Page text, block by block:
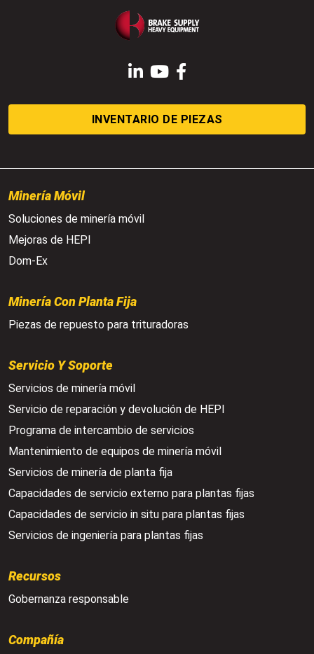
LinkedInYouTubeFacebook
INVENTARIO DE PIEZAS
Minería Móvil
Soluciones de minería móvil
Mejoras de HEPI
Dom-Ex
Minería Con Planta Fija
Piezas de repuesto para trituradoras
Servicio Y Soporte
Servicios de minería móvil
Servicio de reparación y devolución de HEPI
Programa de intercambio de servicios
Mantenimiento de equipos de minería móvil
Servicios de minería de planta fija
Capacidades de servicio externo para plantas fijas
Capacidades de servicio in situ para plantas fijas
Servicios de ingeniería para plantas fijas
Recursos
Gobernanza responsable
Compañía